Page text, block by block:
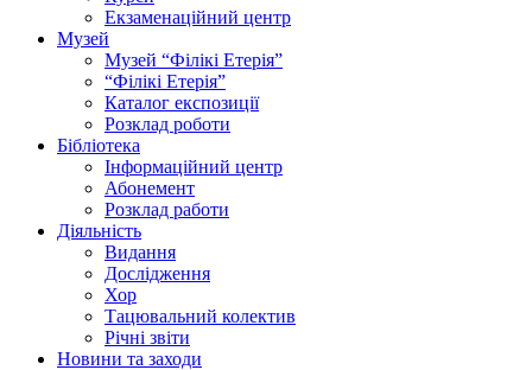
Екзаменаційний центр
Музей
Музей “Філікі Етерія”
“Філікі Етерія”
Каталог експозиції
Розклад роботи
Бібліотека
Інформаційний центр
Абонемент
Розклад работи
Діяльність
Видання
Дослідження
Хор
Тацювальний колектив
Річні звіти
Новини та заходи